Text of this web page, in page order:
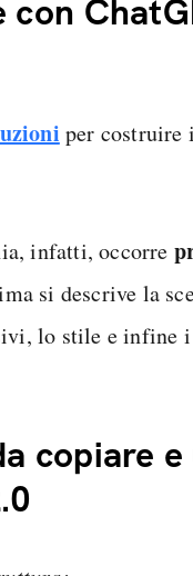
con
per costruire
infatti, occorre
si descrive la
lo stile e
copiare e